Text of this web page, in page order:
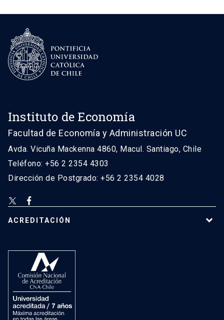
Instituto de Economía
Facultad de Economía y Administración UC
Avda. Vicuña Mackenna 4860, Macul. Santiago, Chile
Teléfono: +56 2 2354 4303
Dirección de Postgrado: +56 2 2354 4028
ACREDITACIÓN